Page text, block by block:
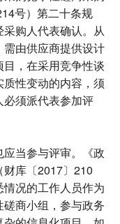
号）第二十条规
购人代表确认。从
由供应商提供设计
，在采用竞争性谈
性变动的内容，须
须派代表参加评
当参与评审。《政
库〔2017〕210
况的工作人员作为
商小组，参与政务